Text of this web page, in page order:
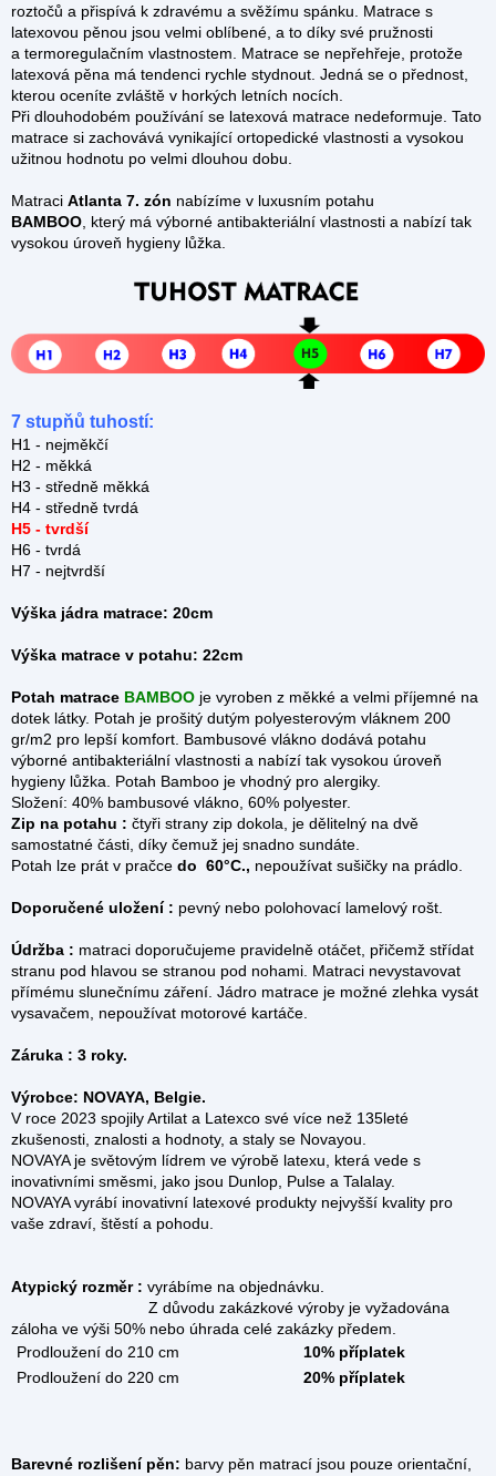
roztočů a přispívá k zdravému a svěžímu spánku.
Matrace s
latexovou pěnou jsou velmi oblíbené, a to díky své pružnosti
a termoregulačním vlastnostem. Matrace se nepřehřeje, protože
latexová pěna má tendenci rychle stydnout. Jedná se o přednost,
kterou oceníte zvláště v horkých letních nocích.
Při dlouhodobém používání se latexová matrace nedeformuje. Tato
matrace si zachovává vynikající ortopedické vlastnosti a vysokou
užitnou hodnotu po velmi dlouhou dobu.
Matraci Atlanta 7. zón nabízíme v luxusním potahu
BAMBOO , který má výborné antibakteriální vlastnosti a nabízí tak
vysokou úroveň hygieny lůžka.
7 stupňů tuhostí:
H1 - nejměkčí
H2 - měkká
H3 - středně měkká
H4 - středně tvrdá
H5 - tvrdší
H6 - tvrdá
H7 - nejtvrdší
Výška jádra matrace: 20cm
Výška matrace v potahu: 22cm
Potah matrace BAMBOO je vyroben z měkké a velmi příjemné na
dotek látky. Potah je prošitý dutým polyesterovým vláknem 200
gr/m2 pro lepší komfort. Bambusové vlákno dodává potahu
výborné antibakteriální vlastnosti a nabízí tak vysokou úroveň
hygieny lůžka. Potah Bamboo je vhodný pro alergiky.
Složení: 40% bambusové vlákno, 60% polyester.
Zip na potahu : čtyři strany zip dokola, je dělitelný na dvě
samostatné části, díky čemuž jej snadno sundáte.
Potah lze prát v pračce do 60°C., nepoužívat sušičky na prádlo.
Doporučené uložení : pevný nebo polohovací lamelový rošt.
Údržba : matraci doporučujeme pravidelně otáčet, přičemž střídat
stranu pod hlavou se stranou pod nohami. Matraci nevystavovat
přímému slunečnímu záření. Jádro matrace je možné zlehka vysát
vysavačem, nepoužívat motorové kartáče.
Záruka : 3 roky.
Výrobce: NOVAYA, Belgie.
V roce 2023 spojily Artilat a Latexco své více než 135leté
zkušenosti, znalosti a hodnoty, a staly se Novayou.
NOVAYA je světovým lídrem ve výrobě latexu, která vede s
inovativními směsmi, jako jsou Dunlop, Pulse a Talalay.
NOVAYA vyrábí inovativní latexové produkty nejvyšší kvality pro
vaše zdraví, štěstí a pohodu.
Atypický rozměr : vyrábíme na objednávku.
Z důvodu zakázkové výroby je vyžadována
záloha ve výši 50% nebo úhrada celé zakázky předem.
Prodloužení do 210 cm
10% příplatek
Prodloužení do 220 cm
20% příplatek
Barevné rozlišení pěn: barvy pěn matrací jsou pouze orientační,